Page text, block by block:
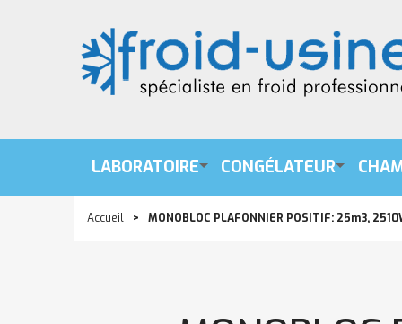
LABORATOIRE CONGÉLATEUR
Accueil MONOBLOC PLAFONNIER POSITIF: 25m3,